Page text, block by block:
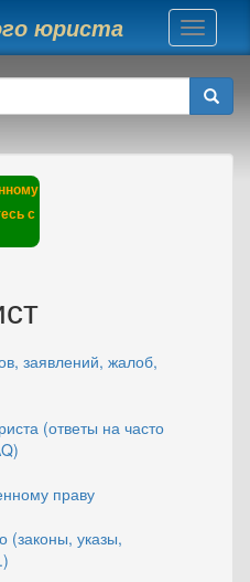
юриста
Toggle
с
заявлений, жалоб,
(ответы на часто
праву
(законы, указы,